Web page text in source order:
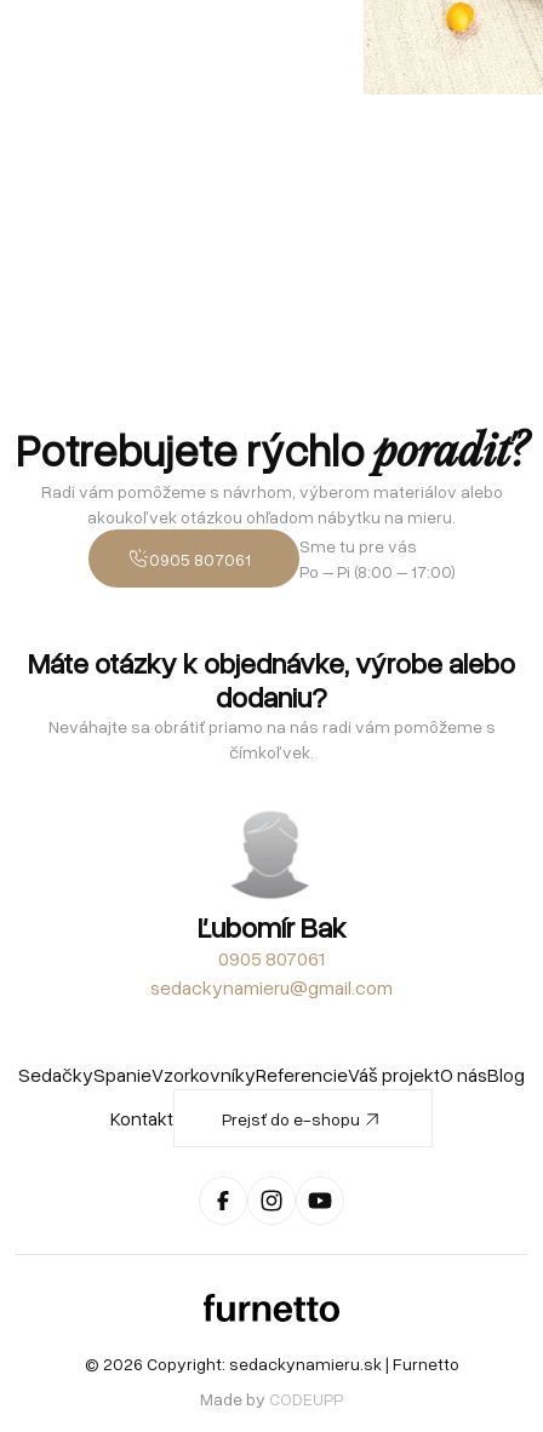
Potrebujete rýchloporadiť?
Radi vám pomôžeme s návrhom, výberom materiálov alebo
akoukoľvek otázkou ohľadom nábytku na mieru.
0905 807061
Sme tu pre vás
Po – Pi (8:00 – 17:00)
Máte otázky k objednávke, výrobe alebo
dodaniu?
Neváhajte sa obrátiť priamo na nás radi vám pomôžeme s
čímkoľvek.
Ľubomír Bak
0905 807061
sedackynamieru@gmail.com
SedačkySpanieVzorkovníkyReferencieVáš projektO násBlog
Kontakt
Prejsť do e-shopu
© 2026 Copyright: sedackynamieru.sk| Furnetto
Made by CODEUPP